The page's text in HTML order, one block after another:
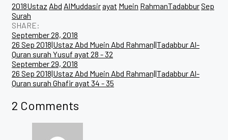
2018Ustaz Abd AlMuddasirayat Muein RahmanTadabburSep
Surah
SHARE:
Post
navigation
September 28, 2018
26 Sep 2018|Ustaz Abd Muein Abd Rahman||Tadabbur Al-
Quran surah Yusuf ayat 28 - 32
September 29, 2018
26 Sep 2018|Ustaz Abd Muein Abd Rahman||Tadabbur Al-
Quran surah Ghafir ayat 34 - 35
2 Comments